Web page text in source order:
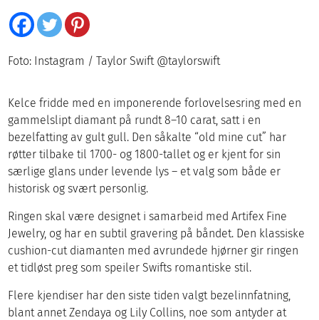
Foto: Instagram / Taylor Swift @taylorswift
Kelce fridde med en imponerende forlovelsesring med en
gammelslipt diamant på rundt 8–10 carat, satt i en
bezelfatting av gult gull. Den såkalte “old mine cut” har
røtter tilbake til 1700- og 1800-tallet og er kjent for sin
særlige glans under levende lys – et valg som både er
historisk og svært personlig.
Ringen skal være designet i samarbeid med Artifex Fine
Jewelry, og har en subtil gravering på båndet. Den klassiske
cushion-cut diamanten med avrundede hjørner gir ringen
et tidløst preg som speiler Swifts romantiske stil.
Flere kjendiser har den siste tiden valgt bezelinnfatning,
blant annet Zendaya og Lily Collins, noe som antyder at